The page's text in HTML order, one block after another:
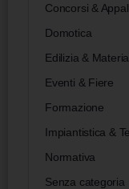
Concorsi &
Domotica
Edilizia &
Eventi & Fiere
Formazione
Impiantistica &
Normativa
Senza categoria